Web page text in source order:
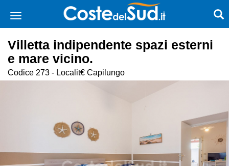
Villetta indipendente spazi esterni
e mare vicino.
Codice 273 - Localit€ Capilungo